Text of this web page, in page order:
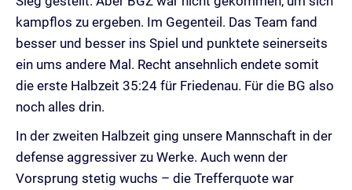
kampflos zu ergeben. Im Gegenteil. Das Team fand
besser und besser ins Spiel und punktete seinerseits
ein ums andere Mal. Recht ansehnlich endete somit
die erste Halbzeit 35:24 für Friedenau. Für die BG also
noch alles drin.
In der zweiten Halbzeit ging unsere Mannschaft in der
defense aggressiver zu Werke. Auch wenn der
Vorsprung stetig wuchs – die Trefferquote war